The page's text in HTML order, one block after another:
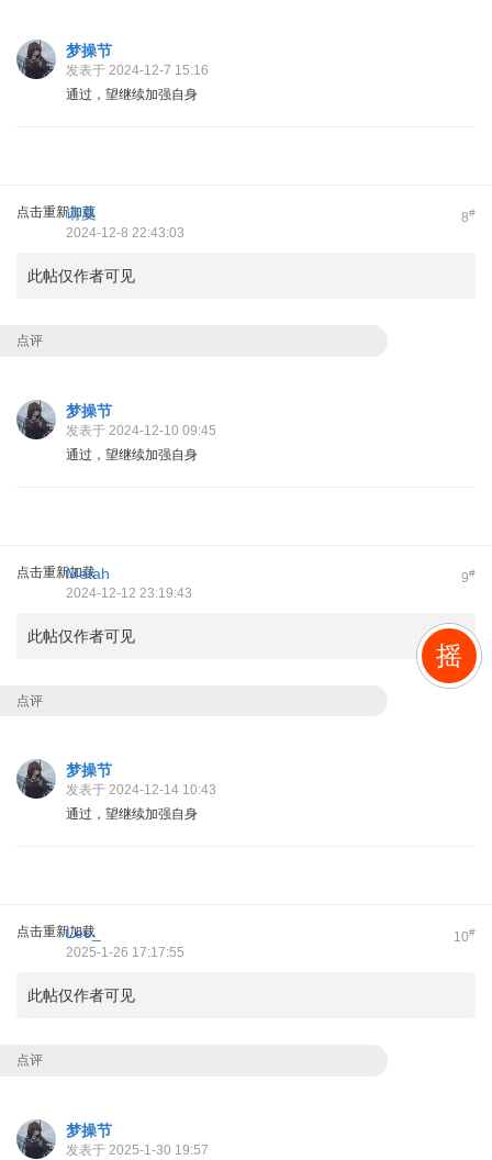
梦操节
发表于 2024-12-7 15:16
通过，望继续加强自身
点击重新加载 8#
请夏
2024-12-8 22:43:03
此帖仅作者可见
点评
梦操节
发表于 2024-12-10 09:45
通过，望继续加强自身
点击重新加载 9#
Metah
2024-12-12 23:19:43
此帖仅作者可见
点评
梦操节
发表于 2024-12-14 10:43
通过，望继续加强自身
点击重新加载 10#
Leo_
2025-1-26 17:17:55
此帖仅作者可见
点评
梦操节
发表于 2025-1-30 19:57
摇